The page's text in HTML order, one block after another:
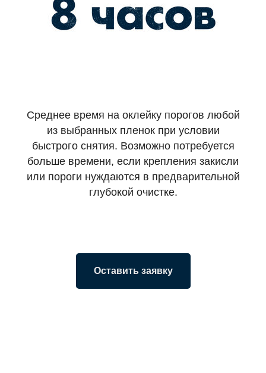
Среднее время на оклейку порогов любой
из выбранных пленок при условии
быстрого снятия. Возможно потребуется
больше времени, если крепления закисли
или пороги нуждаются в предварительной
глубокой очистке.
Оставить заявку